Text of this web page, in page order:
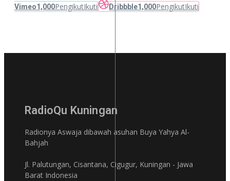
Vimeo1,000PengikutIkuti Dribbble1,000PengikutIkuti
RadioQu Kuningan
Radionya Aswaja dibawah asuhan Buya Yahya Al-
Bahjah
Jl. Palutungan, Cisantana, Cigugur, Kuningan - Jawa
Barat Indonesia